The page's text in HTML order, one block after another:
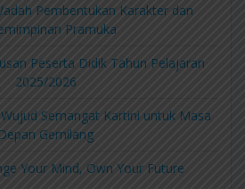
Pembentukan Karakter dan
Pramuka
Peserta Didik Tahun Pelajaran
2025/2026
Wujud Semangat Kartini untuk Masa
Depan Gemilang
Your Mind, Own Your Future